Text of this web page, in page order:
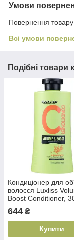
Умови
Повернення
Всі умови
Подібні товари
Кондиціонер для
волосся Luxliss
Boost Conditioner,
644 ₴
Купити